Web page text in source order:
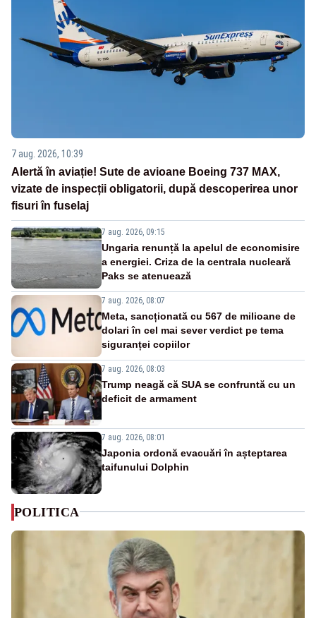
7 aug. 2026, 10:39
Alertă în aviație! Sute de avioane Boeing 737 MAX,
vizate de inspecții obligatorii, după descoperirea unor
fisuri în fuselaj
7 aug. 2026, 09:15
Ungaria renunță la apelul de economisire
a energiei. Criza de la centrala nucleară
Paks se atenuează
7 aug. 2026, 08:07
Meta, sancționată cu 567 de milioane de
dolari în cel mai sever verdict pe tema
siguranței copiilor
7 aug. 2026, 08:03
Trump neagă că SUA se confruntă cu un
deficit de armament
7 aug. 2026, 08:01
Japonia ordonă evacuări în așteptarea
taifunului Dolphin
POLITICA